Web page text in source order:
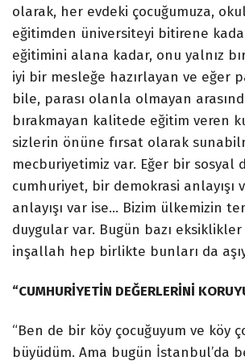
olarak, her evdeki çocuğumuza,
eğitimden üniversiteyi bitirene
eğitimini alana kadar, onu yalnız
iyi bir mesleğe hazırlayan ve eğer
bile, parası olanla olmayan
bırakmayan kalitede eğitim veren
sizlerin önüne fırsat olarak
mecburiyetimiz var. Eğer bir sosyal
cumhuriyet, bir demokrasi anlayışı
anlayışı var ise… Bizim ülkemizin
duygular var. Bugün bazı eksiklikler
inşallah hep birlikte bunları da
“CUMHURİYETİN DEĞERLERİNİ
“Ben de bir köy çocuğuyum ve köy
büyüdüm. Ama bugün İstanbul’da